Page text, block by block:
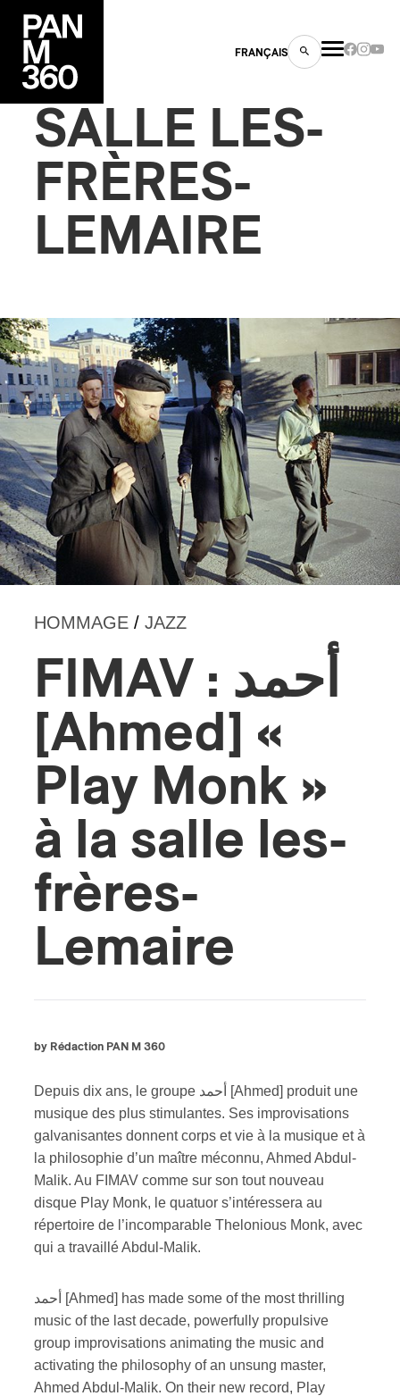
FRANÇAIS
SALLE LES-
FRÈRES-
LEMAIRE
HOMMAGE / JAZZ
FIMAV : أحمد
[Ahmed] «
Play Monk »
à la salle les-
frères-
Lemaire
by Rédaction PAN M 360
Depuis dix ans, le groupe أحمد [Ahmed] produit une
musique des plus stimulantes. Ses improvisations
galvanisantes donnent corps et vie à la musique et à
la philosophie d’un maître méconnu, Ahmed Abdul-
Malik. Au FIMAV comme sur son tout nouveau
disque Play Monk, le quatuor s’intéressera au
répertoire de l’incomparable Thelonious Monk, avec
qui a travaillé Abdul-Malik.
أحمد [Ahmed] has made some of the most thrilling
music of the last decade, powerfully propulsive
group improvisations animating the music and
activating the philosophy of an unsung master,
Ahmed Abdul-Malik. On their new record, Play